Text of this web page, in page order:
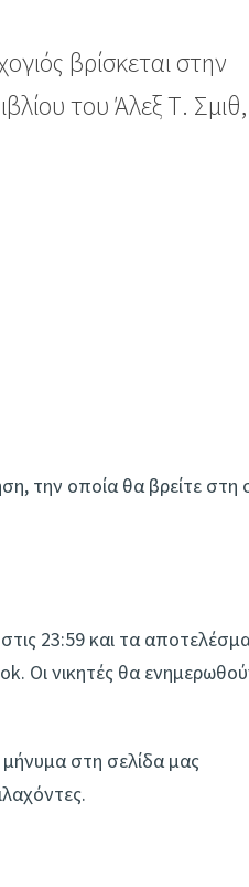
βρίσκεται στην
του Άλεξ Τ. Σμιθ,
την οποία θα βρείτε στη
23:59 και τα
Οι νικητές θα
στη σελίδα μας